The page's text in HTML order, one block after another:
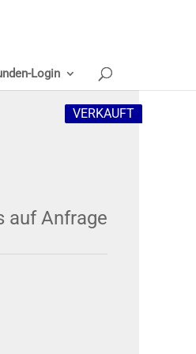
Login
VERKAUFT
auf Anfrage